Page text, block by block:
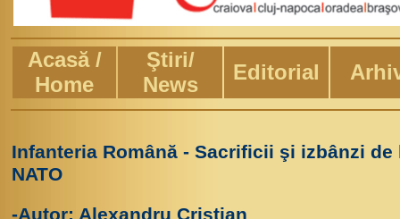
Acasă /
Home
Ştiri/
News
Editorial
Infanteria Română - Sacrificii şi izbânzi
NATO
-Autor: Alexandru Cristian